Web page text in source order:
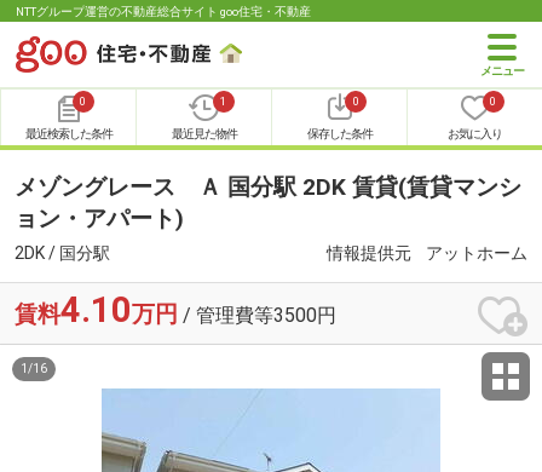
NTTグループ運営の不動産総合サイト goo住宅・不動産
0
最近検索した条件
1
最近見た物件
0
保存した条件
0
お気に入り
メゾングレース Ａ 国分駅 2DK 賃貸(賃貸マンシ
ョン・アパート)
2DK / 国分駅 情報提供元 アットホーム
賃料4.10万円 / 管理費等3500円
1 /16